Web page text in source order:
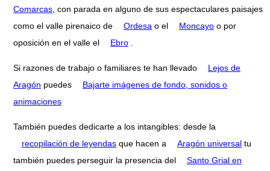
Comarcas , con parada en alguno de sus espectaculares paisajes
como el valle pirenaico de
Ordesa o el Moncayo o por
oposición en el valle el
Ebro
Si razones de trabajo o familiares te han llevado
Lejos de
Aragón puedes
Bajarte imágenes de fondo, sonidos o
animaciones
También puedes dedicarte a los intangibles: desde la
recopilación de leyendas que hacen a Aragón universal tu
también puedes perseguir la presencia del
Santo Grial en